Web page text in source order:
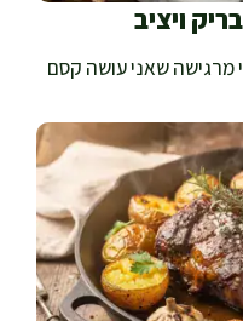
ויציב
מרגישה שאני עושה קסם